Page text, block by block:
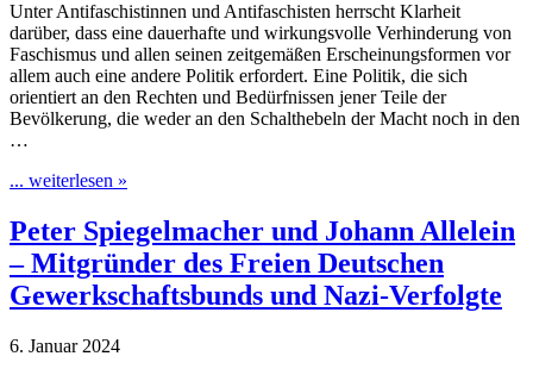
Unter Antifaschistinnen und Antifaschisten herrscht Klarheit
darüber, dass eine dauerhafte und wirkungsvolle Verhinderung von
Faschismus und allen seinen zeitgemäßen Erscheinungsformen vor
allem auch eine andere Politik erfordert. Eine Politik, die sich
orientiert an den Rechten und Bedürfnissen jener Teile der
Bevölkerung, die weder an den Schalthebeln der Macht noch in den
…
... weiterlesen »
Peter Spiegelmacher und Johann Allelein
– Mitgründer des Freien Deutschen
Gewerkschaftsbunds und Nazi-Verfolgte
6. Januar 2024